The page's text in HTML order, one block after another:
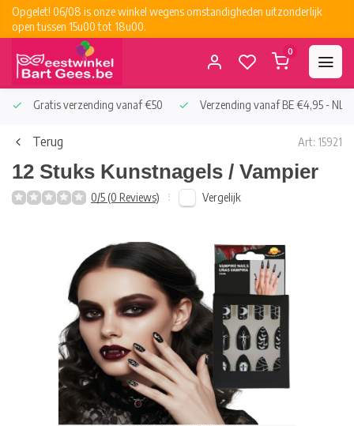
Opgelet! 06/08 is onze winkel wegens omstandigheden uitzonderlijk
open tussen 15u00 tot 18u00.
0
Gratis verzending vanaf €50 Verzending vanaf BE €4,95 - NL
Terug Art: 15921
12 Stuks Kunstnagels / Vampier
0/5 (0 Reviews) Vergelijk